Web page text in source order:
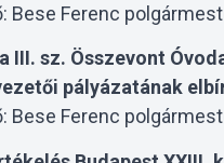
Bese Ferenc
III. sz. Összevont
pályázatának
Bese Ferenc